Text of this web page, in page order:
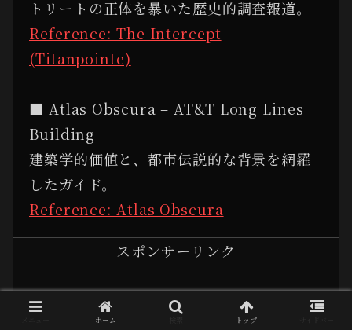
トリートの正体を暴いた歴史的調査報道。
Reference: The Intercept
(Titanpointe)
■ Atlas Obscura – AT&T Long Lines
Building
建築学的価値と、都市伝説的な背景を網羅
したガイド。
Reference: Atlas Obscura
スポンサーリンク
ホーム トップ